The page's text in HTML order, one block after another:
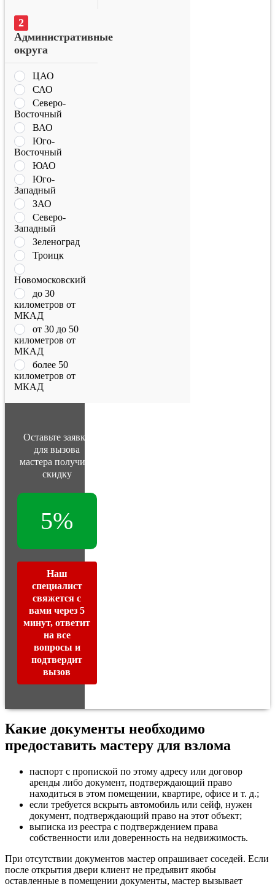
Административные
округа
ЦАО
САО
Северо-
Восточный
ВАО
Юго-
Восточный
ЮАО
Юго-
Западный
ЗАО
Северо-
Западный
Зеленоград
Троицк
Новомосковский
до 30
километров от
МКАД
от 30 до 50
километров от
МКАД
более 50
километров от
МКАД
Оставьте заявку
для вызова
мастера получите
скидку
5%
Наш
специалист
свяжется с
вами через 5
минут, ответит
на все
вопросы и
подтвердит
вызов
Какие документы необходимо
предоставить мастеру для взлома
паспорт с пропиской по этому адресу или договор
аренды либо документ, подтверждающий право
находиться в этом помещении, квартире, офисе и т. д.;
если требуется вскрыть автомобиль или сейф, нужен
документ, подтверждающий право на этот объект;
выписка из реестра с подтверждением права
собственности или доверенность на недвижимость.
При отсутствии документов мастер опрашивает соседей. Если
после открытия двери клиент не предъявит якобы
оставленные в помещении документы, мастер вызывает